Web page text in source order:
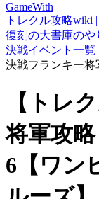
GameWith
トレクル攻略wiki
復刻の大書庫のや
決戦イベント一覧
決戦フランキー
【トレ
将軍攻
6【ワン